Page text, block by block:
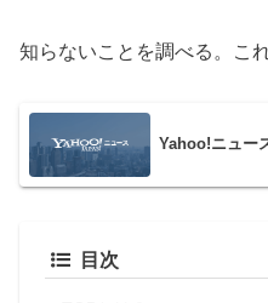
知らないことを調べる。こ
Yahoo!ニュー
目次